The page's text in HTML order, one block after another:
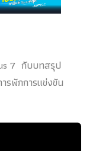
7 กับบทสรุป
รพักการแข่งขัน